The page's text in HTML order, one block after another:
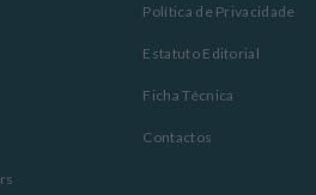
Política de Privacidade
Estatuto Editorial
Ficha Técnica
Contactos